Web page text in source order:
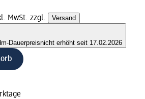
MwSt. zzgl. Versand
Dauerpreisnicht erhöht seit 17.02.2026